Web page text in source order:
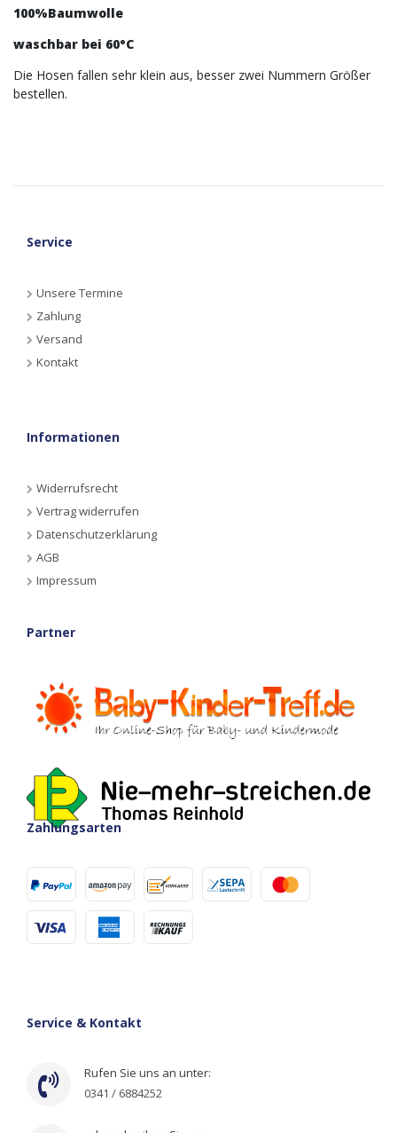
100%Baumwolle
waschbar bei 60°C
Die Hosen fallen sehr klein aus, besser zwei Nummern Größer
bestellen.
Service
Unsere Termine
Zahlung
Versand
Kontakt
Informationen
Widerrufsrecht
Vertrag widerrufen
Datenschutzerklärung
AGB
Impressum
Partner
Zahlungsarten
Service & Kontakt
Rufen Sie uns an unter:
0341 / 6884252